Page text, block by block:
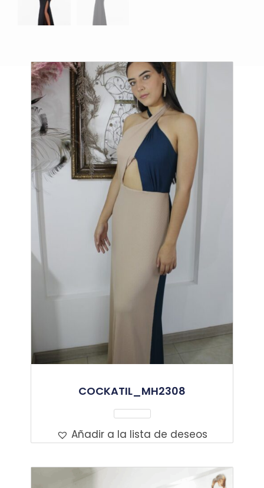
Productos relacionados
COCKATIL_MH2308
Leer Más
Añadir a la lista de deseos